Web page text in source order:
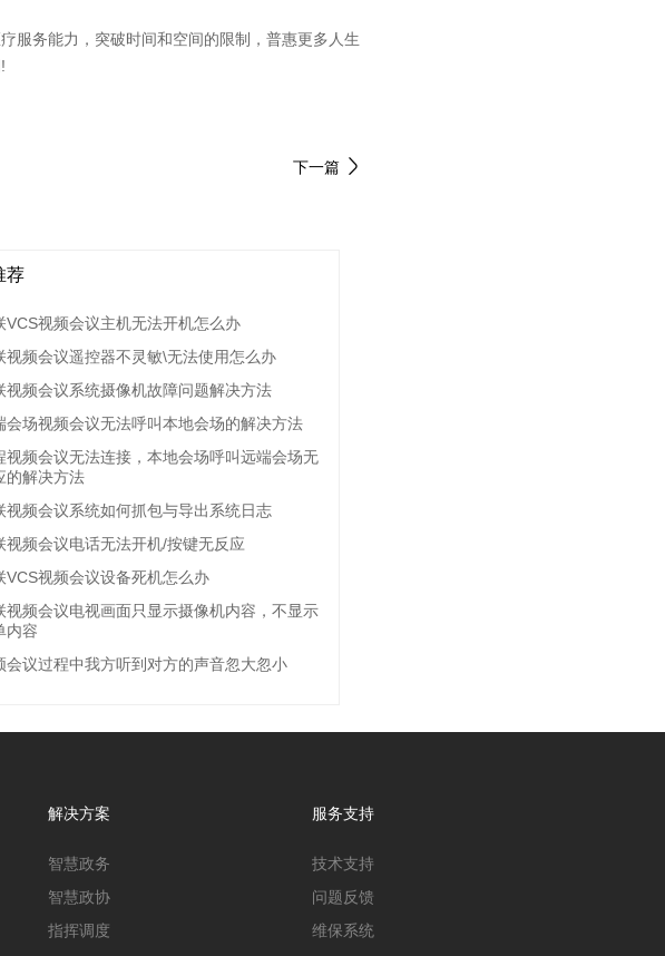
服务能力，突破时间和空间的限制，普惠更多人生
下一篇
荐
VCS视频会议主机无法开机怎么办
视频会议遥控器不灵敏\无法使用怎么办
视频会议系统摄像机故障问题解决方法
会场视频会议无法呼叫本地会场的解决方法
视频会议无法连接，本地会场呼叫远端会场无
的解决方法
视频会议系统如何抓包与导出系统日志
视频会议电话无法开机/按键无反应
VCS视频会议设备死机怎么办
视频会议电视画面只显示摄像机内容，不显示
内容
会议过程中我方听到对方的声音忽大忽小
解决方案
智慧政务
智慧政协
指挥调度
服务支持
技术支持
问题反馈
维保系统